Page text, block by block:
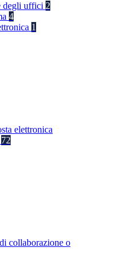
degli uffici 2
4
1
elettronica
72
collaborazione o